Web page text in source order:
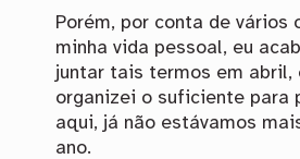
Porém, por conta de vários
minha vida pessoal, eu
juntar tais termos em abril,
organizei o suficiente para
aqui, já não estávamos
ano.